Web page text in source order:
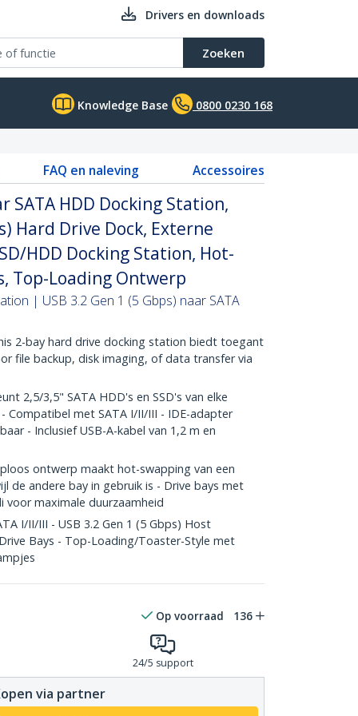
Drivers en downloads
Zoeken
Knowledge Base 0800 0230 168
FAQ en naleving Accessoires
SATA HDD Docking Station,
Hard Drive Dock, Externe
HDD Docking Station, Hot-
Top-Loading Ontwerp
| USB 3.2 Gen 1 (5 Gbps) naar SATA
2-bay hard drive docking station biedt toegant
file backup, disk imaging, of data transfer via
2,5/3,5" SATA HDD's en SSD's van elke
Compatibel met SATA I/II/III - IDE-adapter
- Inclusief USB-A-kabel van 1,2 m en
ontwerp maakt hot-swapping van een
de andere bay in gebruik is - Drive bays met
voor maximale duurzaamheid
I/II/III - USB 3.2 Gen 1 (5 Gbps) Host
Bays - Top-Loading/Toaster-Style met
Op voorraad 136
24/5 support
via partner